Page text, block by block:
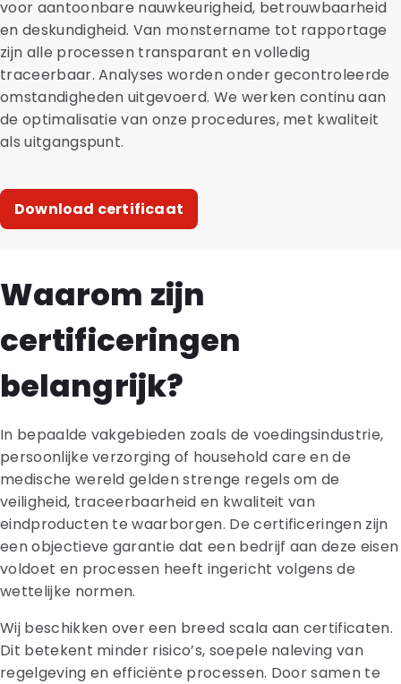
voor aantoonbare nauwkeurigheid, betrouwbaarheid
en deskundigheid. Van monstername tot rapportage
zijn alle processen transparant en volledig
traceerbaar. Analyses worden onder gecontroleerde
omstandigheden uitgevoerd. We werken continu aan
de optimalisatie van onze procedures, met kwaliteit
als uitgangspunt.
Download certificaat
Waarom zijn
certificeringen
belangrijk?
In bepaalde vakgebieden zoals de voedingsindustrie,
persoonlijke verzorging of household care en de
medische wereld gelden strenge regels om de
veiligheid, traceerbaarheid en kwaliteit van
eindproducten te waarborgen. De certificeringen zijn
een objectieve garantie dat een bedrijf aan deze eisen
voldoet en processen heeft ingericht volgens de
wettelijke normen.
Wij beschikken over een breed scala aan certificaten.
Dit betekent minder risico’s, soepele naleving van
regelgeving en efficiënte processen. Door samen te